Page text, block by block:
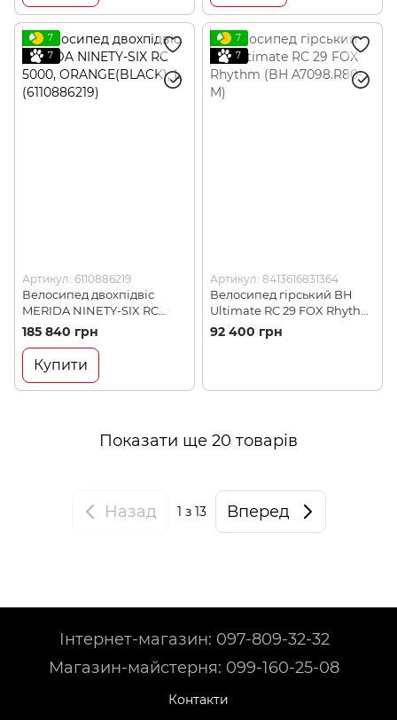
7
7
Артикул: 6110886219
Велосипед двохпідвіс
MERIDA NINETY-SIX RC
5000, ORANGE(BLACK), L
(6110886219)
185 840 грн
Купити
7
7
Артикул: 8413616831364
Велосипед гірський BH
Ultimate RC 29 FOX Rhythm
(BH A7098.R80-M)
92 400 грн
Показати ще 20 товарів
Назад 1 з 13 Вперед
Інтернет-магазин: 097-809-32-32
Магазин-майстерня: 099-160-25-08
Контакти